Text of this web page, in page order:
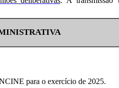
para o exercício de 2025.